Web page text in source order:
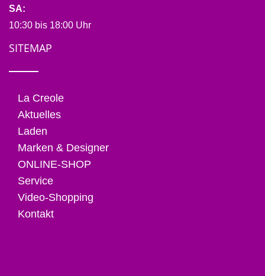
SA:
10:30 bis 18:00 Uhr
SITEMAP
La Creole
Aktuelles
Laden
Marken & Designer
ONLINE-SHOP
Service
Video-Shopping
Kontakt